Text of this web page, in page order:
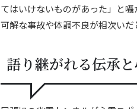
てはいけないものがあった」と
可解な事故や体調不良が相次いだ
語り継がれる伝承